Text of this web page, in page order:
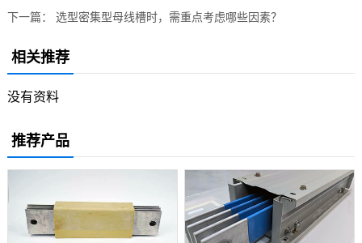
下一篇： 选型密集型母线槽时，需重点考虑哪些因素？
相关推荐
没有资料
推荐产品